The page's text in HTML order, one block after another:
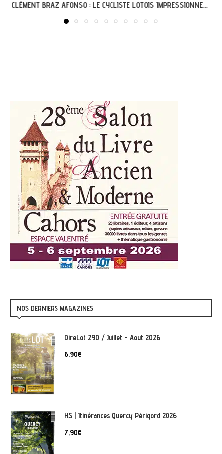
GRÉGOIRE ET L’AVENTURE « G’VÉLO » À MERCUÈS...
NOS DERNIERS MAGAZINES
DireLot 290 / Juillet - Aout 2026
6,90€
HS | Itinérances Quercy Périgord 2026
7,90€